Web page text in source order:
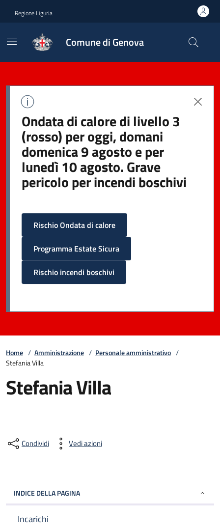
Regione Liguria
Comune di Genova
Ondata di calore di livello 3
(rosso) per oggi, domani
domenica 9 agosto e per
lunedì 10 agosto. Grave
pericolo per incendi boschivi
Rischio Ondata di calore
Programma Estate Sicura
Rischio incendi boschivi
Home / Amministrazione / Personale amministrativo /
Stefania Villa
Stefania Villa
Condividi Vedi azioni
INDICE DELLA PAGINA
Incarichi